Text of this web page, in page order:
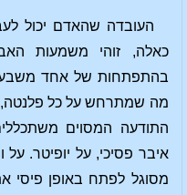
העובדה שהאדם יכול
כאלה, זוהי משמעות
בהתפתחות של אחד
מה שמתרחש על כל פלנטה,
התודעה המסוים
איבר פסיכי, על יופיטר. על
מסוגל לפתח באופן פיסי